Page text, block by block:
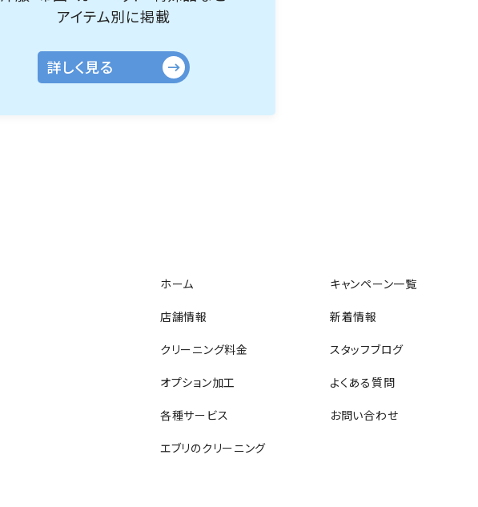
アイテム別に掲載
詳しく見る
ホーム
店舗情報
クリーニング料金
オプション加工
各種サービス
エブリのクリーニング
キャンペーン一覧
新着情報
スタッフブログ
よくある質問
お問い合わせ